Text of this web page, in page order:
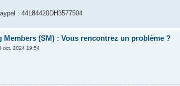
: 44L84420DH3577504
Members (SM) : Vous rencontrez un problème ?
oct. 2024 19:54